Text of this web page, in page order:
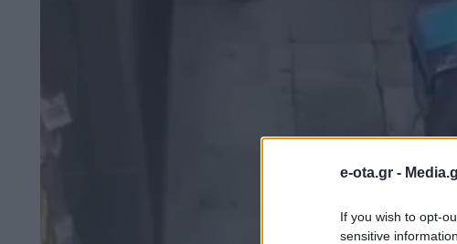
e-ota.gr -
If you wish to opt-
sensitive